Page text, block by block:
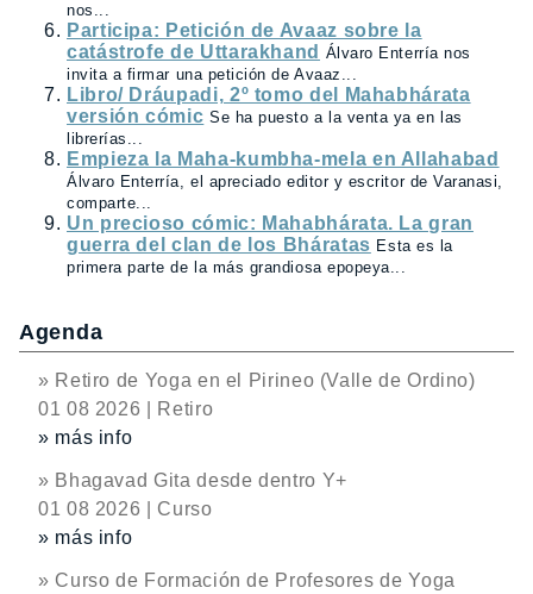
nos...
Participa: Petición de Avaaz sobre la
catástrofe de Uttarakhand Álvaro Enterría nos
invita a firmar una petición de Avaaz...
Libro/ Dráupadi, 2º tomo del Mahabhárata
versión cómic Se ha puesto a la venta ya en las
librerías...
Empieza la Maha-kumbha-mela en Allahabad
Álvaro Enterría, el apreciado editor y escritor de Varanasi,
comparte...
Un precioso cómic: Mahabhárata. La gran
guerra del clan de los Bháratas Esta es la
primera parte de la más grandiosa epopeya...
Agenda
» Retiro de Yoga en el Pirineo (Valle de Ordino)
01 08 2026 | Retiro
» más info
» Bhagavad Gita desde dentro Y+
01 08 2026 | Curso
» más info
» Curso de Formación de Profesores de Yoga